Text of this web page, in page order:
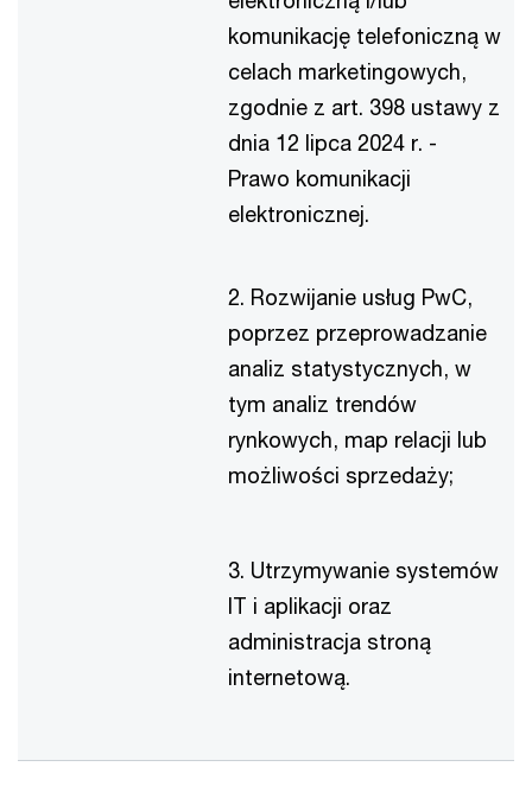
komunikację telefoniczną w
celach marketingowych,
zgodnie z art. 398 ustawy z
dnia 12 lipca 2024 r. -
Prawo komunikacji
elektronicznej.
2. Rozwijanie usług PwC,
poprzez przeprowadzanie
analiz statystycznych, w
tym analiz trendów
rynkowych, map relacji lub
możliwości sprzedaży;
3. Utrzymywanie systemów
IT i aplikacji oraz
administracja stroną
internetową.